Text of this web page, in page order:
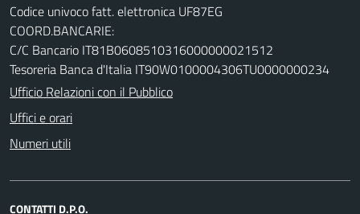
Codice univoco fatt. elettronica UF87EG
COORD.BANCARIE:
C/C Bancario IT81B0608510316000000021512
Tesoreria Banca d'Italia IT90W0100004306TU0000000234
Ufficio Relazioni con il Pubblico
Uffici e orari
Numeri utili
CONTATTI D.P.O.